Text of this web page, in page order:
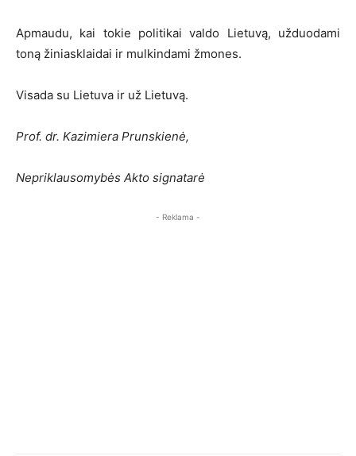
Apmaudu, kai tokie politikai valdo Lietuvą, užduodami
toną žiniasklaidai ir mulkindami žmones.
Visada su Lietuva ir už Lietuvą.
Prof. dr. Kazimiera Prunskienė,
Nepriklausomybės Akto signatarė
- Reklama -